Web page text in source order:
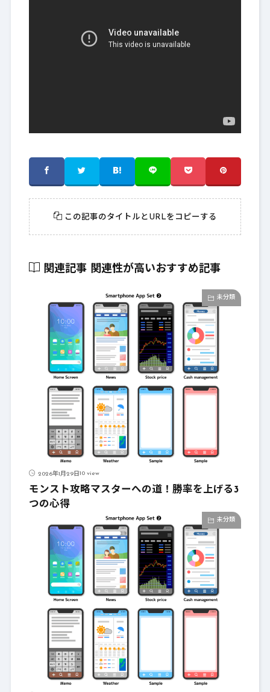
この記事のタイトルとURLをコピーする
関連記事 関連性が高いおすすめ記事
未分類
2026年1月29日10 view
モンスト攻略マスターへの道！勝率を上げる3
つの心得
未分類